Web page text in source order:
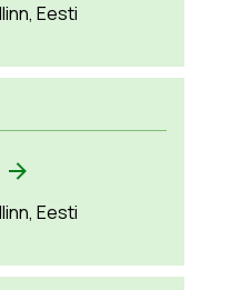
Eesti
Eesti